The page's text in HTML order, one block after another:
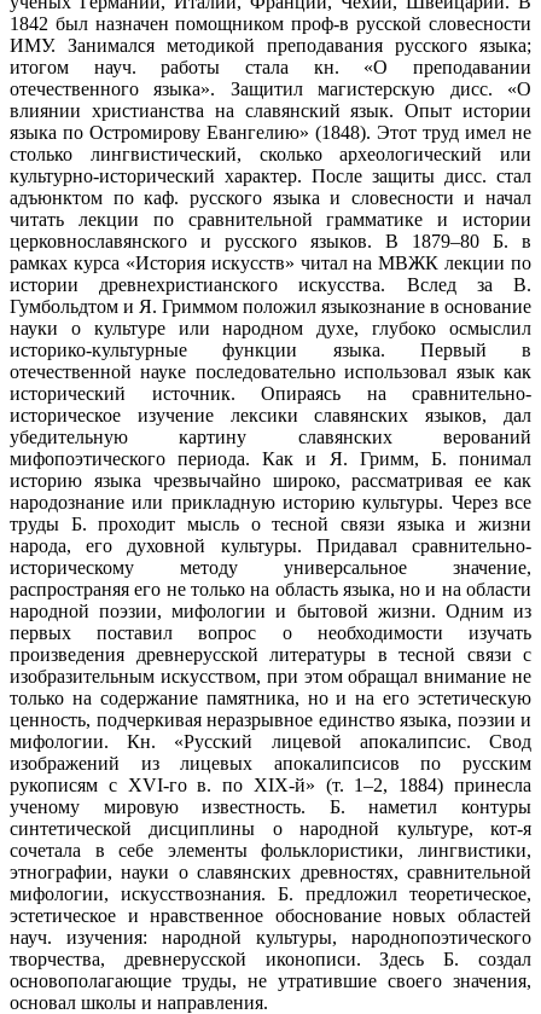
1842 был назначен помощником проф-в русской словесности
ИМУ. Занимался методикой преподавания русского языка;
итогом науч. работы стала кн. «О преподавании
отечественного языка». Защитил магистерскую дисс. «О
влиянии христианства на славянский язык. Опыт истории
языка по Остромирову Евангелию» (1848). Этот труд имел не
столько лингвистический, сколько археологический или
культурно-исторический характер. После защиты дисс. стал
адъюнктом по каф. русского языка и словесности и начал
читать лекции по сравнительной грамматике и истории
церковнославянского и русского языков. В 1879–80 Б. в
рамках курса «История искусств» читал на МВЖК лекции по
истории древнехристианского искусства. Вслед за В.
Гумбольдтом и Я. Гриммом положил языкознание в основание
науки о культуре или народном духе, глубоко осмыслил
историко-культурные функции языка. Первый в
отечественной науке последовательно использовал язык как
исторический источник. Опираясь на сравнительно-
историческое изучение лексики славянских языков, дал
убедительную картину славянских верований
мифопоэтического периода. Как и Я. Гримм, Б. понимал
историю языка чрезвычайно широко, рассматривая ее как
народознание или прикладную историю культуры. Через все
труды Б. проходит мысль о тесной связи языка и жизни
народа, его духовной культуры. Придавал сравнительно-
историческому методу универсальное значение,
распространяя его не только на область языка, но и на области
народной поэзии, мифологии и бытовой жизни. Одним из
первых поставил вопрос о необходимости изучать
произведения древнерусской литературы в тесной связи с
изобразительным искусством, при этом обращал внимание не
только на содержание памятника, но и на его эстетическую
ценность, подчеркивая неразрывное единство языка, поэзии и
мифологии. Кн. «Русский лицевой апокалипсис. Свод
изображений из лицевых апокалипсисов по русским
рукописям с XVI-го в. по XIX-й» (т. 1–2, 1884) принесла
ученому мировую известность. Б. наметил контуры
синтетической дисциплины о народной культуре, кот-я
сочетала в себе элементы фольклористики, лингвистики,
этнографии, науки о славянских древностях, сравнительной
мифологии, искусствознания. Б. предложил теоретическое,
эстетическое и нравственное обоснование новых областей
науч. изучения: народной культуры, народнопоэтического
творчества, древнерусской иконописи. Здесь Б. создал
основополагающие труды, не утратившие своего значения,
основал школы и направления.